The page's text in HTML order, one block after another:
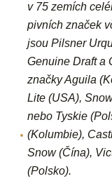
v 75 zemích
pivních značek
jsou Pilsner
Genuine Draft a
značky Aguila
Lite (USA),
nebo Tyskie
(Kolumbie),
Snow (Čína),
(Polsko).